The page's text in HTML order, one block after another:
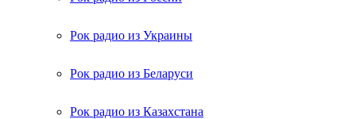
Рок радио из Украины
Рок радио из Беларуси
Рок радио из Казахстана